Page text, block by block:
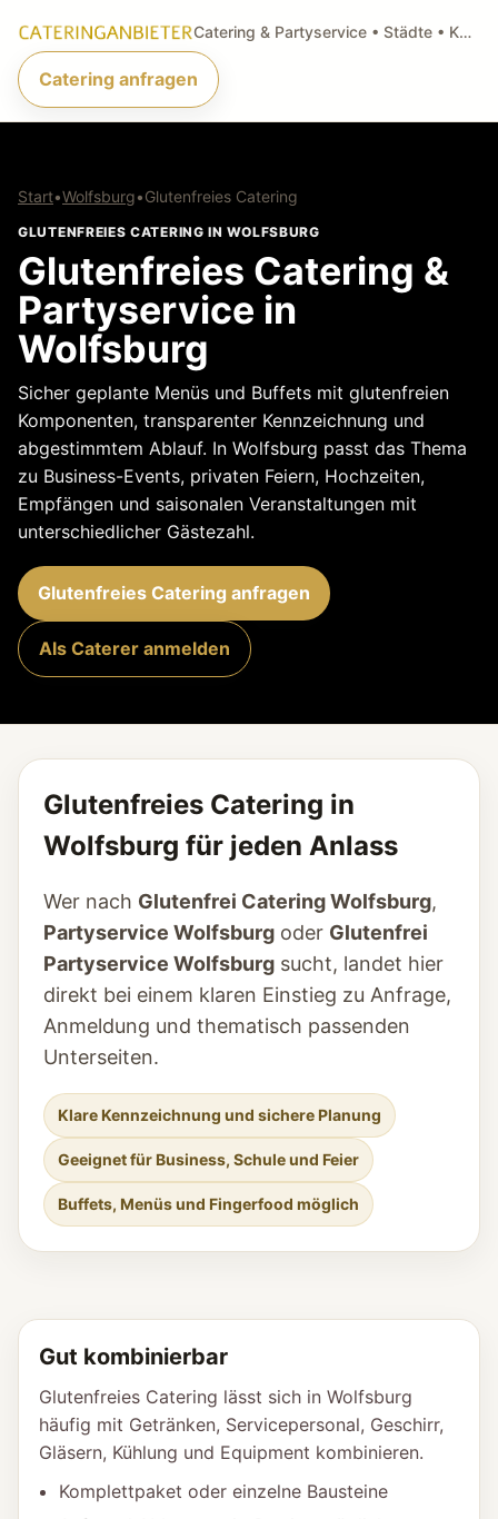
Catering & Partyservice • Städte • Küchenarten • Anfragen
Catering anfragen
Start•Wolfsburg•Glutenfreies Catering
GLUTENFREIES CATERING IN WOLFSBURG
Glutenfreies Catering &
Partyservice in
Wolfsburg
Sicher geplante Menüs und Buffets mit glutenfreien
Komponenten, transparenter Kennzeichnung und
abgestimmtem Ablauf. In Wolfsburg passt das Thema
zu Business-Events, privaten Feiern, Hochzeiten,
Empfängen und saisonalen Veranstaltungen mit
unterschiedlicher Gästezahl.
Glutenfreies Catering anfragen
Als Caterer anmelden
Glutenfreies Catering in
Wolfsburg für jeden Anlass
Wer nach Glutenfrei Catering Wolfsburg,
Partyservice Wolfsburg oder Glutenfrei
Partyservice Wolfsburg sucht, landet hier
direkt bei einem klaren Einstieg zu Anfrage,
Anmeldung und thematisch passenden
Unterseiten.
Klare Kennzeichnung und sichere Planung
Geeignet für Business, Schule und Feier
Buffets, Menüs und Fingerfood möglich
Gut kombinierbar
Glutenfreies Catering lässt sich in Wolfsburg
häufig mit Getränken, Servicepersonal, Geschirr,
Gläsern, Kühlung und Equipment kombinieren.
Komplettpaket oder einzelne Bausteine